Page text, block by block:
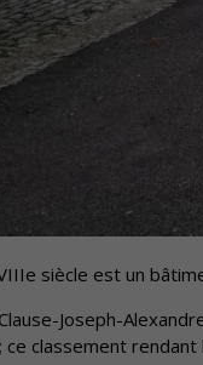
siècle est un
Joseph-
classement